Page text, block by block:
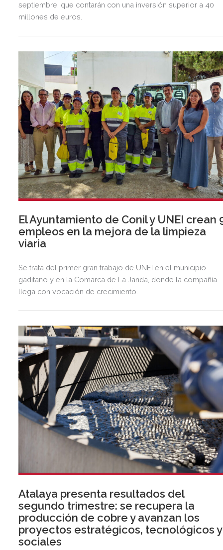
septiembre, que contarán con una inversión superior a 40
millones de euros.
El Ayuntamiento de Conil y UNEI crean
empleos en la mejora de la limpieza
viaria
Se trata del primer gran trabajo de UNEI en el municipio
gaditano y en la Comarca de La Janda, donde la compañía
llega con vocación de crecimiento.
Atalaya presenta resultados del
segundo trimestre: se recupera la
producción de cobre y avanzan los
proyectos estratégicos, tecnológicos y
sociales